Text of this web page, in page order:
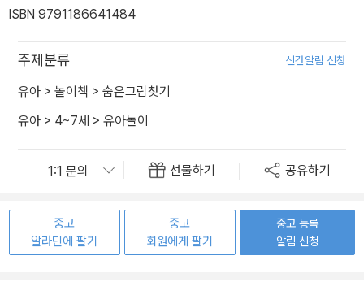
ISBN 9791186641484
주제분류 신간알림 신청
유아 > 놀이책 > 숨은그림찾기
유아 > 4~7세 > 유아놀이
선물하기 공유하기
중고
알라딘에 팔기
중고
회원에게 팔기
중고 등록
알림 신청